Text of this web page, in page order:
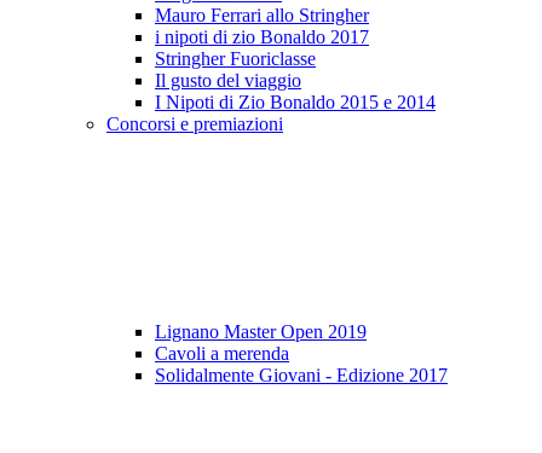
Mauro Ferrari allo Stringher
i nipoti di zio Bonaldo 2017
Stringher Fuoriclasse
Il gusto del viaggio
I Nipoti di Zio Bonaldo 2015 e 2014
Concorsi e premiazioni
Lignano Master Open 2019
Cavoli a merenda
Solidalmente Giovani - Edizione 2017